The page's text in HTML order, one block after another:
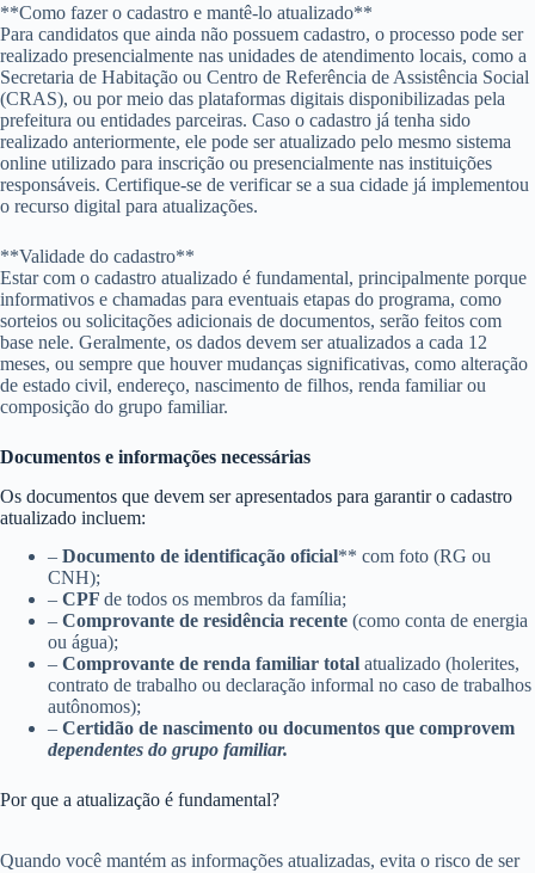
**Como fazer o cadastro e mantê-lo atualizado**
Para candidatos que ainda não possuem cadastro, o processo pode ser
realizado presencialmente nas unidades de atendimento locais, como a
Secretaria de Habitação ou Centro de Referência de Assistência Social
(CRAS), ou por meio das plataformas digitais disponibilizadas pela
prefeitura ou entidades parceiras. Caso o cadastro já tenha sido
realizado anteriormente, ele pode ser atualizado pelo mesmo sistema
online utilizado para inscrição ou presencialmente nas instituições
responsáveis. Certifique-se de verificar se a sua cidade já implementou
o recurso digital para atualizações.
**Validade do cadastro**
Estar com o cadastro atualizado é fundamental, principalmente porque
informativos e chamadas para eventuais etapas do programa, como
sorteios ou solicitações adicionais de documentos, serão feitos com
base nele. Geralmente, os dados devem ser atualizados a cada 12
meses, ou sempre que houver mudanças significativas, como alteração
de estado civil, endereço, nascimento de filhos, renda familiar ou
composição do grupo familiar.
Documentos e informações necessárias
Os documentos que devem ser apresentados para garantir o cadastro
atualizado incluem:
– Documento de identificação oficial** com foto (RG ou
CNH);
– CPF de todos os membros da família;
– Comprovante de residência recente (como conta de energia
ou água);
– Comprovante de renda familiar total atualizado (holerites,
contrato de trabalho ou declaração informal no caso de trabalhos
autônomos);
– Certidão de nascimento ou documentos que comprovem
dependentes do grupo familiar.
Por que a atualização é fundamental?
Quando você mantém as informações atualizadas, evita o risco de ser